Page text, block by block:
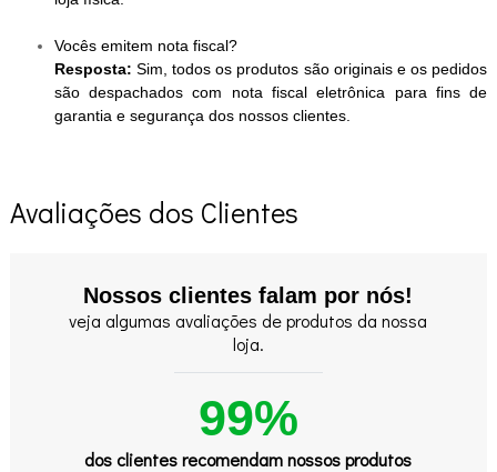
Vocês emitem nota fiscal?
Resposta:Sim, todos os produtos são originais e os pedidos
são despachados com nota fiscal eletrônica para fins de
garantia e segurança dos nossos clientes.
Avaliações dos Clientes
Nossos clientes falam por nós!
veja algumas avaliações de produtos da nossa
loja.
99%
dos clientes recomendam nossos produtos